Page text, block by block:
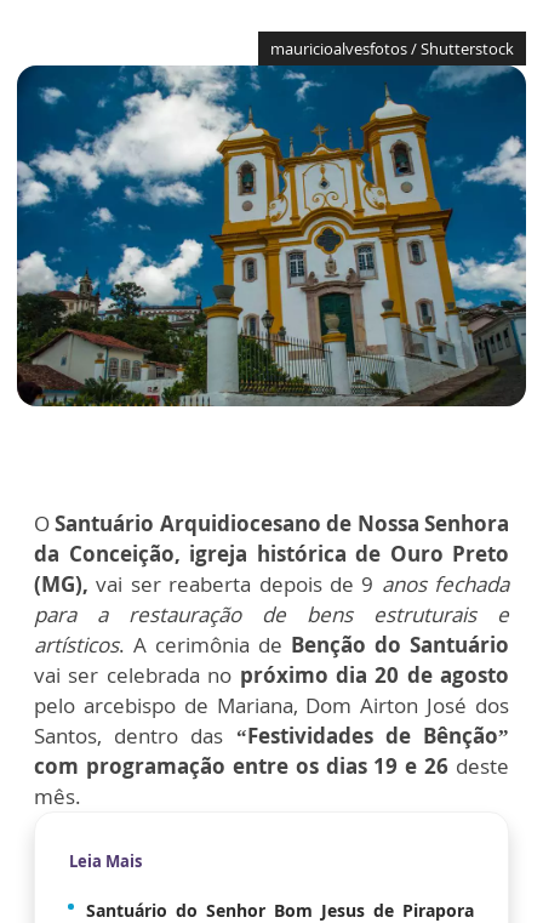
mauricioalvesfotos / Shutterstock
OSantuário Arquidiocesano de Nossa Senhora
da Conceição, igreja histórica de Ouro Preto
(MG),vai ser reaberta depois de 9 anos fechada
para a restauração de bens estruturais e
artísticos. A cerimônia de Benção do Santuário
vai ser celebrada no próximo dia 20 de agosto
pelo arcebispo de Mariana, Dom Airton José dos
Santos, dentro das “Festividades de Bênção”
com programação entre os dias 19 e 26 deste
mês.
Leia Mais
Santuário do Senhor Bom Jesus de Pirapora